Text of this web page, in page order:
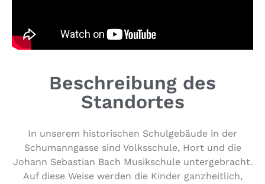
Beschreibung des
Standortes
In unserem his­to­ri­schen Schul­ge­bäu­de in der
Schu­mann­gas­se sind Volks­schu­le, Hort und die
Johann Sebastian Bach Musik­schu­le unter­ge­bracht.
Auf diese Weise werden die Kinder ganz­heit­lich,